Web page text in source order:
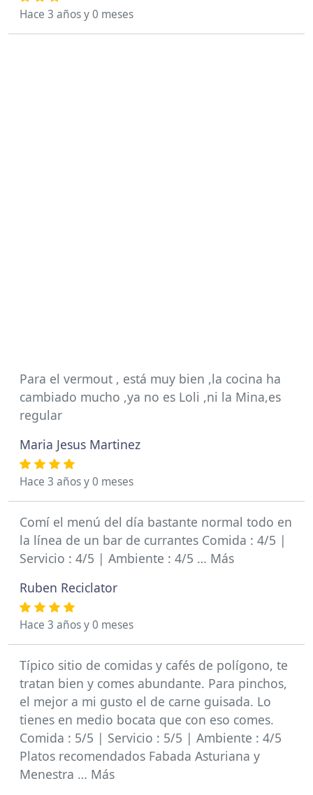
Hace 3 años y 0 meses
Para el vermout , está muy bien ,la cocina ha
cambiado mucho ,ya no es Loli ,ni la Mina,es
regular
Maria Jesus Martinez
Hace 3 años y 0 meses
Comí el menú del día bastante normal todo en
la línea de un bar de currantes Comida : 4/5 |
Servicio : 4/5 | Ambiente : 4/5 … Más
Ruben Reciclator
Hace 3 años y 0 meses
Típico sitio de comidas y cafés de polígono, te
tratan bien y comes abundante. Para pinchos,
el mejor a mi gusto el de carne guisada. Lo
tienes en medio bocata que con eso comes.
Comida : 5/5 | Servicio : 5/5 | Ambiente : 4/5
Platos recomendados Fabada Asturiana y
Menestra … Más